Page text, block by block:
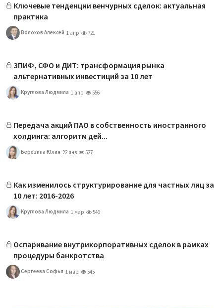
Ключевые тенденции венчурных сделок: актуальная
практика
Волохов Алексей 1 апр 721
ЗПИФ, СФО и ДИТ: трансформация рынка
альтернативных инвестиций за 10 лет
Круглова Людмила 1 апр 556
Передача акций ПАО в собственность иностранного
холдинга: алгоритм дей...
Березина Юлия 22 янв 527
Как изменилось структурирование для частных лиц за
10 лет: 2016-2026
Круглова Людмила 1 мар 546
Оспаривание внутрикорпоративных сделок в рамках
процедуры банкротства
Сергеева Софья 1 мар 545